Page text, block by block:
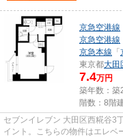
京急空港線
京急空港線
京急本線 「
東京都大田
7.4万円
築年数：築
階数：8階
セブンイレブン 大田区西糀谷3
イント。こちらの物件はエレベ